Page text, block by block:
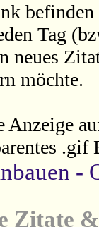
Tag
neues
möchte.
-
Zitate